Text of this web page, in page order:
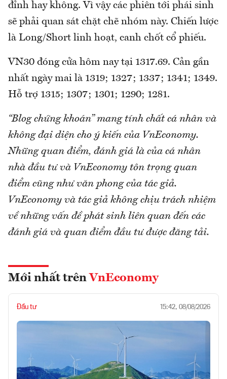
đỉnh hay không. Vì vậy các phiên tới phái sinh
sẽ phải quan sát chặt chẽ nhóm này. Chiến lược
là Long/Short linh hoạt, canh chốt cổ phiếu.
VN30 đóng cửa hôm nay tại 1317.69. Cản gần
nhất ngày mai là 1319; 1327; 1337; 1341; 1349.
Hỗ trợ 1315; 1307; 1301; 1290; 1281.
“Blog chứng khoán” mang tính chất cá nhân và
không đại diện cho ý kiến của VnEconomy.
Những quan điểm, đánh giá là của cá nhân
nhà đầu tư và VnEconomy tôn trọng quan
điểm cũng như văn phong của tác giả.
VnEconomy và tác giả không chịu trách nhiệm
về những vấn đề phát sinh liên quan đến các
đánh giá và quan điểm đầu tư được đăng tải.
Mới nhất trên VnEconomy
Đầu tư 15:42, 08/08/2026